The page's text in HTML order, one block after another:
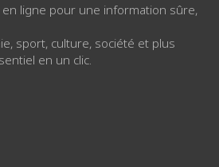
ligne pour une information sûre,
sport, culture, société et plus
en un clic.